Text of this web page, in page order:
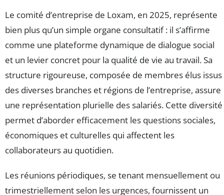
Le comité d’entreprise de Loxam, en 2025, représente
bien plus qu’un simple organe consultatif : il s’affirme
comme une plateforme dynamique de dialogue social
et un levier concret pour la qualité de vie au travail. Sa
structure rigoureuse, composée de membres élus issus
des diverses branches et régions de l’entreprise, assure
une représentation plurielle des salariés. Cette diversité
permet d’aborder efficacement les questions sociales,
économiques et culturelles qui affectent les
collaborateurs au quotidien.
Les réunions périodiques, se tenant mensuellement ou
trimestriellement selon les urgences, fournissent un